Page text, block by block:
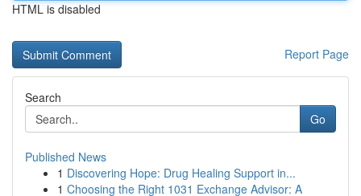
HTML is disabled
Report Page
Search
Go
Published News
1 Discovering Hope: Drug Healing Support in...
1 Choosing the Right 1031 Exchange Advisor: A